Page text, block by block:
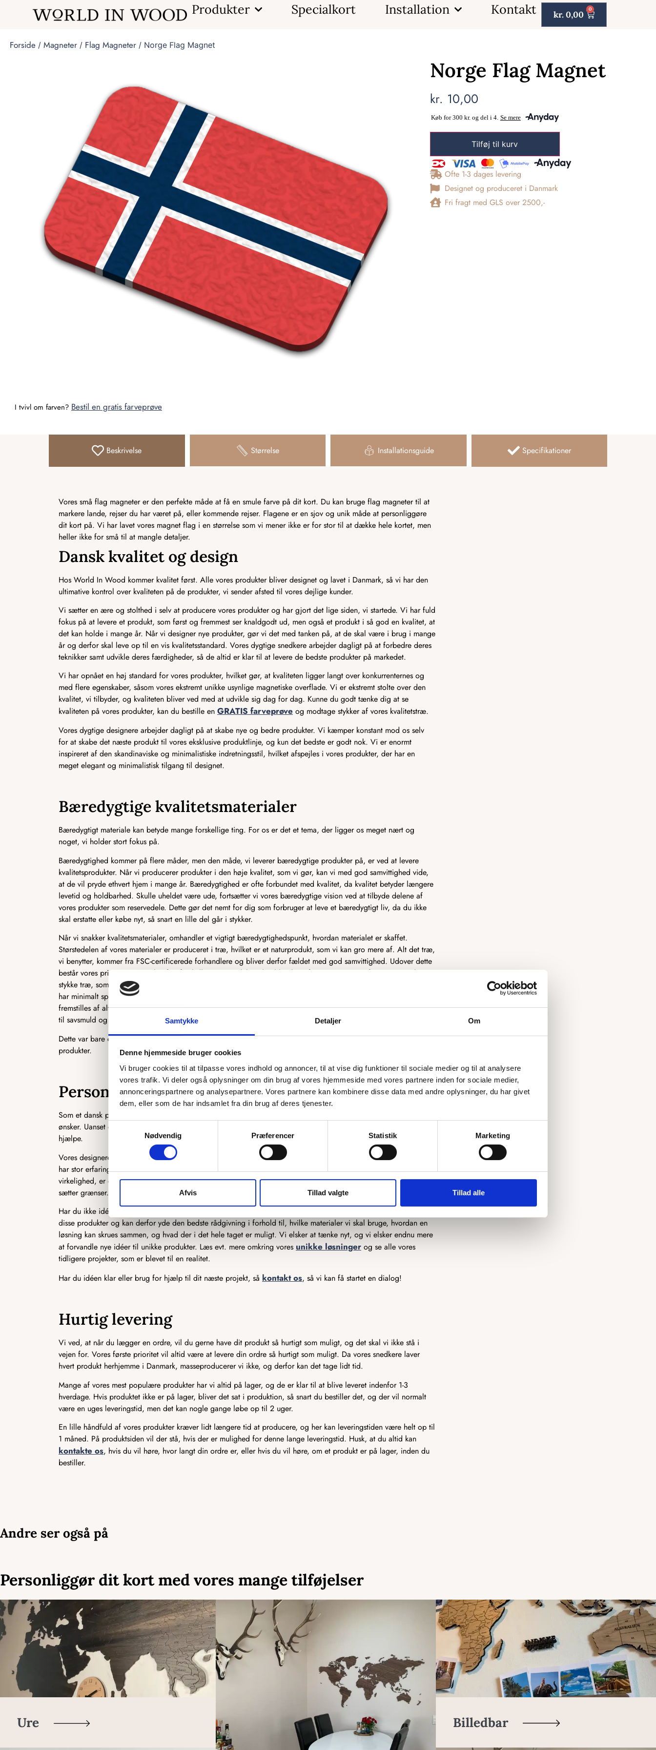
Samtykke Detaljer Om
Denne hjemmeside bruger cookies
Vi bruger cookies til at tilpasse vores indhold og annoncer, til at vise dig funktioner til sociale medier og til at analysere
vores trafik. Vi deler også oplysninger om din brug af vores hjemmeside med vores partnere inden for sociale medier,
annonceringspartnere og analysepartnere. Vores partnere kan kombinere disse data med andre oplysninger, du har givet
dem, eller som de har indsamlet fra din brug af deres tjenester.
Samtykkevalg
Nødvendig
Præferencer Statistik Marketing
Afvis Tillad valgte Tillad alle
Produkter Specialkort Installation Kontakt kr. 0,00
0
Forside / Magneter / Flag Magneter / Norge Flag Magnet
I tvivl om farven? Bestil en gratis farveprøve
Norge Flag Magnet
kr. 10,00
Tilføj til kurv
Ofte 1-3 dages levering
Designet og produceret i Danmark
Fri fragt med GLS over 2500,-
Beskrivelse Størrelse Installationsguide Specifikationer
Vores små flag magneter er den perfekte måde at få en smule farve på dit kort. Du kan bruge flag magneter til at
markere lande, rejser du har været på, eller kommende rejser. Flagene er en sjov og unik måde at personliggøre
dit kort på. Vi har lavet vores magnet flag i en størrelse som vi mener ikke er for stor til at dække hele kortet, men
heller ikke for små til at mangle detaljer.
Dansk kvalitet og design
Hos World In Wood kommer kvalitet først. Alle vores produkter bliver designet og lavet i Danmark, så vi har den
ultimative kontrol over kvaliteten på de produkter, vi sender afsted til vores dejlige kunder.
Vi sætter en ære og stolthed i selv at producere vores produkter og har gjort det lige siden, vi startede. Vi har fuld
fokus på at levere et produkt, som først og fremmest ser knaldgodt ud, men også et produkt i så god en kvalitet, at
det kan holde i mange år. Når vi designer nye produkter, gør vi det med tanken på, at de skal være i brug i mange
år og derfor skal leve op til en vis kvalitetsstandard. Vores dygtige snedkere arbejder dagligt på at forbedre deres
teknikker samt udvikle deres færdigheder, så de altid er klar til at levere de bedste produkter på markedet.
Vi har opnået en høj standard for vores produkter, hvilket gør, at kvaliteten ligger langt over konkurrenternes og
med flere egenskaber, såsom vores ekstremt unikke usynlige magnetiske overflade. Vi er ekstremt stolte over den
kvalitet, vi tilbyder, og kvaliteten bliver ved med at udvikle sig dag for dag. Kunne du godt tænke dig at se
kvaliteten på vores produkter, kan du bestille en GRATIS farveprøve og modtage stykker af vores kvalitetstræ.
Vores dygtige designere arbejder dagligt på at skabe nye og bedre produkter. Vi kæmper konstant mod os selv
for at skabe det næste produkt til vores eksklusive produktlinje, og kun det bedste er godt nok. Vi er enormt
inspireret af den skandinaviske og minimalistiske indretningsstil, hvilket afspejles i vores produkter, der har en
meget elegant og minimalistisk tilgang til designet.
Bæredygtige kvalitetsmaterialer
Bæredygtigt materiale kan betyde mange forskellige ting. For os er det et tema, der ligger os meget nært og
noget, vi holder stort fokus på.
Bæredygtighed kommer på flere måder, men den måde, vi leverer bæredygtige produkter på, er ved at levere
kvalitetsprodukter. Når vi producerer produkter i den høje kvalitet, som vi gør, kan vi med god samvittighed vide,
at de vil pryde ethvert hjem i mange år. Bæredygtighed er ofte forbundet med kvalitet, da kvalitet betyder længere
levetid og holdbarhed. Skulle uheldet være ude, fortsætter vi vores bæredygtige vision ved at tilbyde delene af
vores produkter som reservedele. Dette gør det nemt for dig som forbruger at leve et bæredygtigt liv, da du ikke
skal erstatte eller købe nyt, så snart en lille del går i stykker.
Når vi snakker kvalitetsmaterialer, omhandler et vigtigt bæredygtighedspunkt, hvordan materialet er skaffet.
Størstedelen af vores materialer er produceret i træ, hvilket er et naturprodukt, som vi kan gro mere af. Alt det træ,
vi benytter, kommer fra FSC-certificerede forhandlere og bliver derfor fældet med god samvittighed. Udover dette
består vores primære materiale af to forskellige træprodukter, heriblandt træfiner og MDF. Træfiner er et tyndt
stykke træ, som ofte bruges i produktionen af køkkener og andre møbler. Træfiner er fantastisk bæredygtigt, da det
har minimalt spild i produktionen, og vi udnytter dermed mest muligt af træet. MDF er derimod et træprodukt, som
fremstilles af alt det træ, der normalt ikke kan bruges til møbelindustrien. Det træ, der ikke kan bruges, bliver lavet
til savsmuld og herefter presset sammen til MDF, som har mange gode egenskaber.
Dette var bare et par eksempler på, hvordan vi tænker bæredygtighed ind i designet og produktionen af vores
produkter.
Personligt og skræddersyet efter dit ønske
Som et dansk producerende firma har vi en unik mulighed for at skræddersy vores produkter præcis efter dine
ønsker. Uanset om det er en ekstra ø, du ønsker, en ekstra by graveret på, eller et helt unikt kort, så er vi klar til at
hjælpe.
Vores designere står klar til at høre, hvad du ønsker, og vores snedkere står klar til at lave det efter dine tanker. Vi
har stor erfaring med at producere speciallavede produkter, så har du en sjov idé, som du gerne vil have gjort til
virkelighed, er du kommet til det rette sted. Der er ikke meget, som ikke er muligt, og det er kun fantasien, der
sætter grænser.
Har du ikke idéen 100 % på plads, står vi også klar til at hjælpe der. Vi har mange års erfaring med produktion af
disse produkter og kan derfor yde den bedste rådgivning i forhold til, hvilke materialer vi skal bruge, hvordan en
løsning kan skrues sammen, og hvad der i det hele taget er muligt. Vi elsker at tænke nyt, og vi elsker endnu mere
at forvandle nye idéer til unikke produkter. Læs evt. mere omkring vores unikke løsninger og se alle vores
tidligere projekter, som er blevet til en realitet.
Har du idéen klar eller brug for hjælp til dit næste projekt, så kontakt os, så vi kan få startet en dialog!
Hurtig levering
Vi ved, at når du lægger en ordre, vil du gerne have dit produkt så hurtigt som muligt, og det skal vi ikke stå i
vejen for. Vores første prioritet vil altid være at levere din ordre så hurtigt som muligt. Da vores snedkere laver
hvert produkt herhjemme i Danmark, masseproducerer vi ikke, og derfor kan det tage lidt tid.
Mange af vores mest populære produkter har vi altid på lager, og de er klar til at blive leveret indenfor 1-3
hverdage. Hvis produktet ikke er på lager, bliver det sat i produktion, så snart du bestiller det, og der vil normalt
være en uges leveringstid, men det kan nogle gange løbe op til 2 uger.
En lille håndfuld af vores produkter kræver lidt længere tid at producere, og her kan leveringstiden være helt op til
1 måned. På produktsiden vil der stå, hvis der er mulighed for denne lange leveringstid. Husk, at du altid kan
kontakte os, hvis du vil høre, hvor langt din ordre er, eller hvis du vil høre, om et produkt er på lager, inden du
bestiller.
Andre ser også på
Personliggør dit kort med vores mange tilføjelser
Ure Billedbar